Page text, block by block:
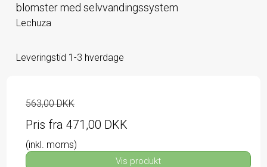
blomster med selvvandingssystem
Lechuza
Leveringstid 1-3 hverdage
563,00 DKK
Pris fra 471,00 DKK
(inkl. moms)
Vis produkt